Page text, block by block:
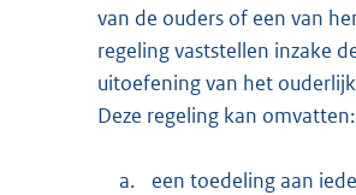
van de ouders of een van
regeling vaststellen inzake
uitoefening van het
Deze regeling kan omvatten:
a.
een toedeling aan